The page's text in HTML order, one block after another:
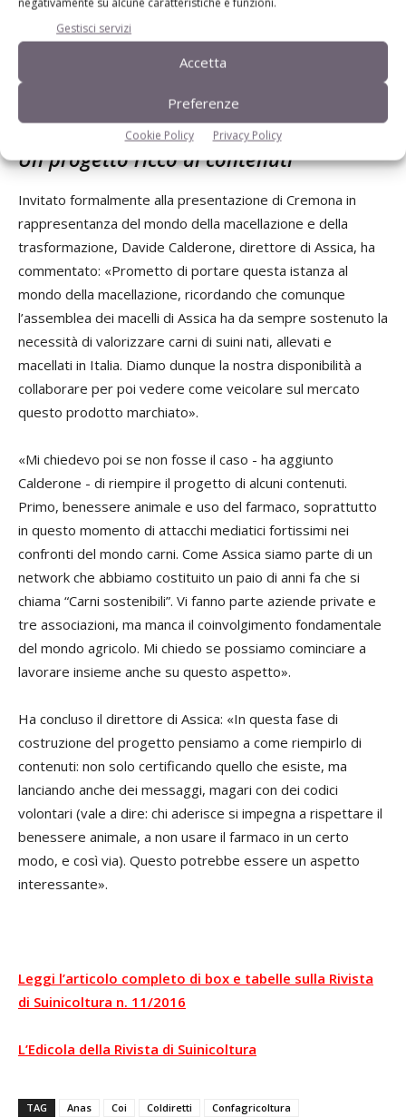
negativamente su alcune caratteristiche e funzioni.
Gestisci servizi
Accetta
Preferenze
Cookie Policy Privacy Policy
sussistono nei confronti della comunicazione al
consumatore. Di iniziative ce ne sono state tante negli anni.
Questa potrà avere successo solo se noi allevatori siamo
convinti di sostenere un progetto di questo tipo, se ci
Un progetto ricco di contenuti
Invitato formalmente alla presentazione di Cremona in
rappresentanza del mondo della macellazione e della
trasformazione, Davide Calderone, direttore di Assica, ha
commentato: «Prometto di portare questa istanza al
mondo della macellazione, ricordando che comunque
l’assemblea dei macelli di Assica ha da sempre sostenuto la
necessità di valorizzare carni di suini nati, allevati e
macellati in Italia. Diamo dunque la nostra disponibilità a
collaborare per poi vedere come veicolare sul mercato
questo prodotto marchiato».
«Mi chiedevo poi se non fosse il caso - ha aggiunto
Calderone - di riempire il progetto di alcuni contenuti.
Primo, benessere animale e uso del farmaco, soprattutto
in questo momento di attacchi mediatici fortissimi nei
confronti del mondo carni. Come Assica siamo parte di un
network che abbiamo costituito un paio di anni fa che si
chiama “Carni sostenibili”. Vi fanno parte aziende private e
tre associazioni, ma manca il coinvolgimento fondamentale
del mondo agricolo. Mi chiedo se possiamo cominciare a
lavorare insieme anche su questo aspetto».
Ha concluso il direttore di Assica: «In questa fase di
costruzione del progetto pensiamo a come riempirlo di
contenuti: non solo certificando quello che esiste, ma
lanciando anche dei messaggi, magari con dei codici
volontari (vale a dire: chi aderisce si impegna a rispettare il
benessere animale, a non usare il farmaco in un certo
modo, e così via). Questo potrebbe essere un aspetto
interessante».
Leggi l’articolo completo di box e tabelle sulla Rivista
di Suinicoltura n. 11/2016
L’Edicola della Rivista di Suinicoltura
TAG Anas Coi Coldiretti
Confagricoltura